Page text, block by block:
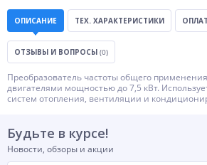
ОПИСАНИЕ ТЕХ. ХАРАКТЕРИСТИКИ
ОТЗЫВЫ И ВОПРОСЫ (0)
Преобразователь частоты общего
двигателями мощностью до 7,5 кВт.
систем отопления, вентиляции и
Будьте в курсе!
Новости, обзоры и акции